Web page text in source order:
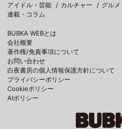
アイドル・芸能
カルチャー グルメ
連載・コラム
BUBKA WEBとは
会社概要
著作権/免責事項について
お問い合わせ
白夜書房の個人情報保護方針について
プライバシーポリシー
Cookieポリシー
AIポリシー